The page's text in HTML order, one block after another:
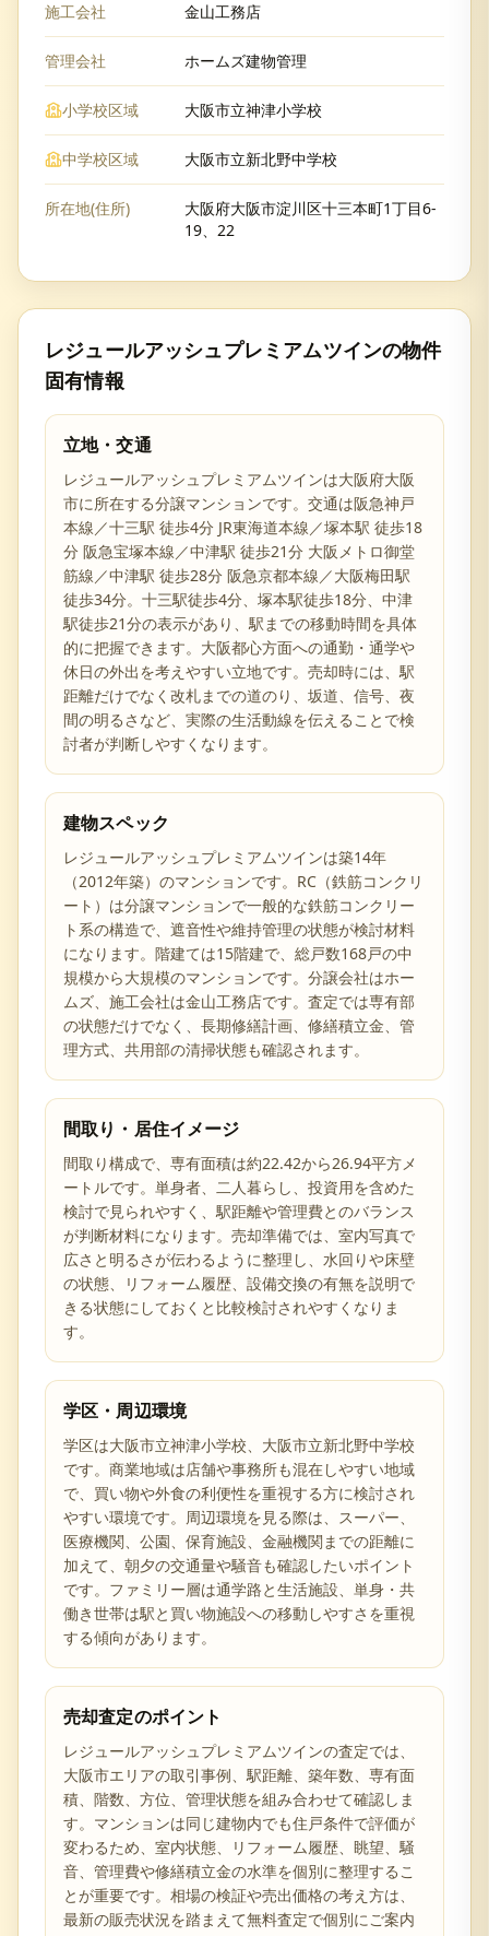
施工会社 金山工務店
管理会社 ホームズ建物管理
小学校区域 大阪市立神津小学校
中学校区域 大阪市立新北野中学校
所在地(住所)
大阪府大阪市淀川区十三本町1丁目6-
19、22
レジュールアッシュプレミアムツインの物件
固有情報
立地・交通
レジュールアッシュプレミアムツインは大阪府大阪
市に所在する分譲マンションです。交通は阪急神戸
本線／十三駅 徒歩4分 JR東海道本線／塚本駅 徒歩18
分 阪急宝塚本線／中津駅 徒歩21分 大阪メトロ御堂
筋線／中津駅 徒歩28分 阪急京都本線／大阪梅田駅
徒歩34分。十三駅徒歩4分、塚本駅徒歩18分、中津
駅徒歩21分の表示があり、駅までの移動時間を具体
的に把握できます。大阪都心方面への通勤・通学や
休日の外出を考えやすい立地です。売却時には、駅
距離だけでなく改札までの道のり、坂道、信号、夜
間の明るさなど、実際の生活動線を伝えることで検
討者が判断しやすくなります。
建物スペック
レジュールアッシュプレミアムツインは築14年
（2012年築）のマンションです。RC（鉄筋コンクリ
ート）は分譲マンションで一般的な鉄筋コンクリー
ト系の構造で、遮音性や維持管理の状態が検討材料
になります。階建ては15階建で、総戸数168戸の中
規模から大規模のマンションです。分譲会社はホー
ムズ、施工会社は金山工務店です。査定では専有部
の状態だけでなく、長期修繕計画、修繕積立金、管
理方式、共用部の清掃状態も確認されます。
間取り・居住イメージ
間取り構成で、専有面積は約22.42から26.94平方メ
ートルです。単身者、二人暮らし、投資用を含めた
検討で見られやすく、駅距離や管理費とのバランス
が判断材料になります。売却準備では、室内写真で
広さと明るさが伝わるように整理し、水回りや床壁
の状態、リフォーム履歴、設備交換の有無を説明で
きる状態にしておくと比較検討されやすくなりま
す。
学区・周辺環境
学区は大阪市立神津小学校、大阪市立新北野中学校
です。商業地域は店舗や事務所も混在しやすい地域
で、買い物や外食の利便性を重視する方に検討され
やすい環境です。周辺環境を見る際は、スーパー、
医療機関、公園、保育施設、金融機関までの距離に
加えて、朝夕の交通量や騒音も確認したいポイント
です。ファミリー層は通学路と生活施設、単身・共
働き世帯は駅と買い物施設への移動しやすさを重視
する傾向があります。
売却査定のポイント
レジュールアッシュプレミアムツインの査定では、
大阪市エリアの取引事例、駅距離、築年数、専有面
積、階数、方位、管理状態を組み合わせて確認しま
す。マンションは同じ建物内でも住戸条件で評価が
変わるため、室内状態、リフォーム履歴、眺望、騒
音、管理費や修繕積立金の水準を個別に整理するこ
とが重要です。相場の検証や売出価格の考え方は、
最新の販売状況を踏まえて無料査定で個別にご案内